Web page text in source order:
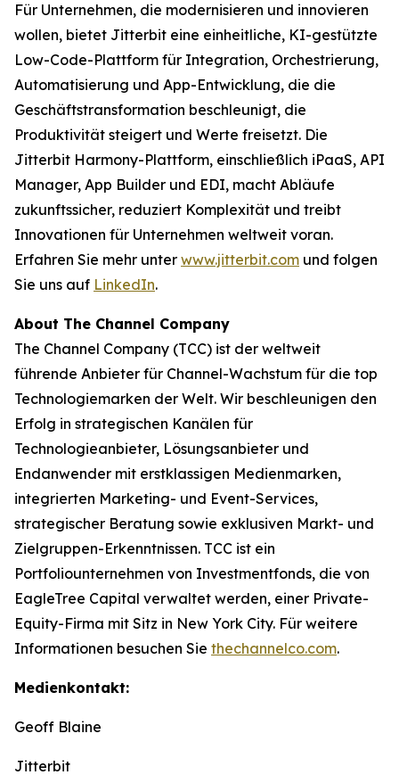
Für Unternehmen, die modernisieren und innovieren
wollen, bietet Jitterbit eine einheitliche, KI-gestützte
Low-Code-Plattform für Integration, Orchestrierung,
Automatisierung und App-Entwicklung, die die
Geschäftstransformation beschleunigt, die
Produktivität steigert und Werte freisetzt. Die
Jitterbit Harmony-Plattform, einschließlich iPaaS, API
Manager, App Builder und EDI, macht Abläufe
zukunftssicher, reduziert Komplexität und treibt
Innovationen für Unternehmen weltweit voran.
Erfahren Sie mehr unter www.jitterbit.com und folgen
Sie uns auf LinkedIn.
About The Channel Company
The Channel Company (TCC) ist der weltweit
führende Anbieter für Channel-Wachstum für die top
Technologiemarken der Welt. Wir beschleunigen den
Erfolg in strategischen Kanälen für
Technologieanbieter, Lösungsanbieter und
Endanwender mit erstklassigen Medienmarken,
integrierten Marketing- und Event-Services,
strategischer Beratung sowie exklusiven Markt- und
Zielgruppen-Erkenntnissen. TCC ist ein
Portfoliounternehmen von Investmentfonds, die von
EagleTree Capital verwaltet werden, einer Private-
Equity-Firma mit Sitz in New York City. Für weitere
Informationen besuchen Sie thechannelco.com.
Medienkontakt:
Geoff Blaine
Jitterbit